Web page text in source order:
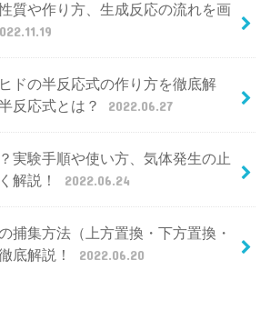
質や作り方、生成反応の流れを画
ドの半反応式の作り方を徹底解
反応式とは？
2022.06.27
実験手順や使い方、気体発生の止
解説！
2022.06.24
捕集方法（上方置換・下方置換・
底解説！
2022.06.20